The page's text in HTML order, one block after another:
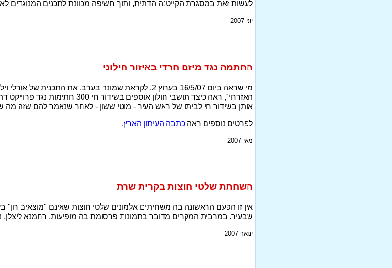
לעשות זאת במסגרת הקייטנה הדתית, ותוך חשיפה מכוונת לתכנים המנוגדים
יוני 2007
החתמה נגד מיזם חרדי באיזור חילוני
מי שראה ביום 16/5/07 בערוץ 2, לקראת שמונה בערב, את התכנית
האזרחי", ראה כיצד תושבי חולון אוספים
אותן בשידור חי לביתו של ראש העיר - מוטי ששון - לאחר שנאמר להם שזה מה
לפרטים נוספים ראהכתבה העיתון הארץ.
מאי 2007
השחתת שלטי חוצות בקרית שרת
אין זו הפעם הראשונה בה משחיתים אלמונים שלטי חוצות שאינם "מוצאים חן"
שבעיר. במרבית המקרים מדובר בתמונות פרסומת בה מופיעות, רחמנא
ינואר 2007